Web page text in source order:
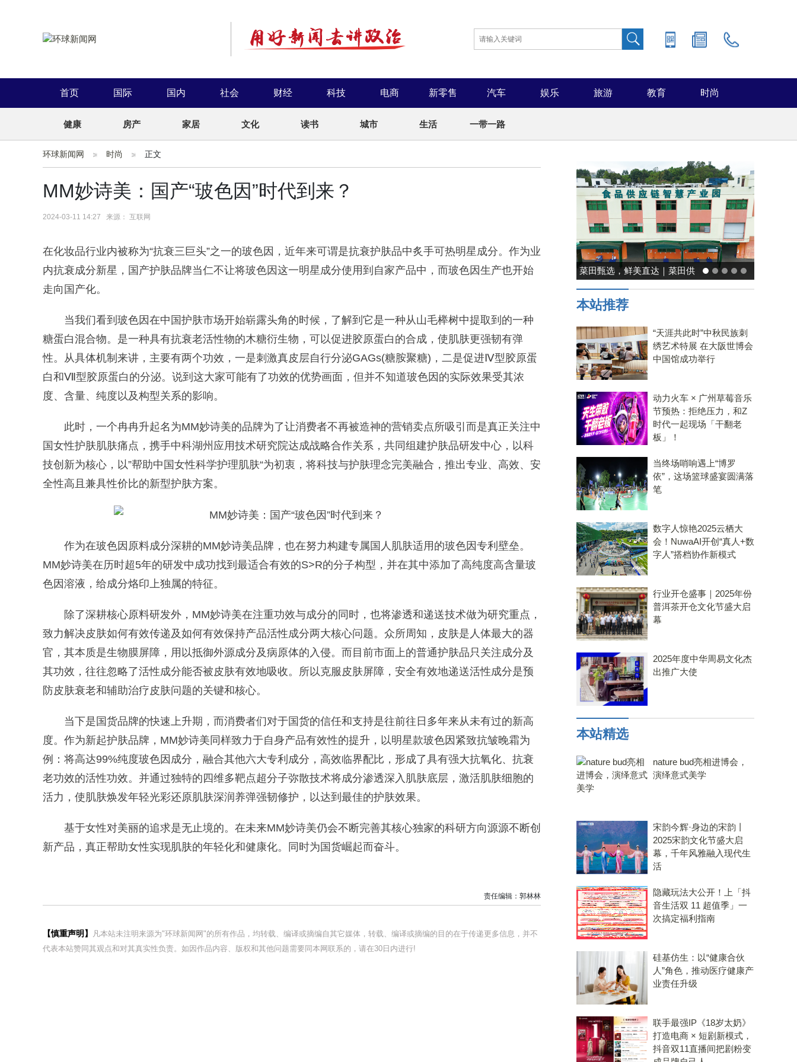
首页 国际 国内 社会 财经 科技 电商 新零售 汽车 娱乐 旅游 教育 时尚
健康 房产 家居 文化 读书 城市 生活 一带一路
环球新闻网 时尚 正文
MM妙诗美：国产“玻色因”时代到来？
2024-03-11 14:27 来源： 互联网
在化妆品行业内被称为“抗衰三巨头”之一的玻色因，近年来可谓是抗衰护肤品中炙手可热明星成分。作为业
内抗衰成分新星，国产护肤品牌当仁不让将玻色因这一明星成分使用到自家产品中，而玻色因生产也开始
走向国产化。
当我们看到玻色因在中国护肤市场开始崭露头角的时候，了解到它是一种从山毛榉树中提取到的一种
糖蛋白混合物。是一种具有抗衰老活性物的木糖衍生物，可以促进胶原蛋白的合成，使肌肤更强韧有弹
性。从具体机制来讲，主要有两个功效，一是刺激真皮层自行分泌GAGs(糖胺聚糖)，二是促进Ⅳ型胶原蛋
白和Ⅶ型胶原蛋白的分泌。说到这大家可能有了功效的优势画面，但并不知道玻色因的实际效果受其浓
度、含量、纯度以及构型关系的影响。
此时，一个冉冉升起名为MM妙诗美的品牌为了让消费者不再被造神的营销卖点所吸引而是真正关注中
国女性护肤肌肤痛点，携手中科湖州应用技术研究院达成战略合作关系，共同组建护肤品研发中心，以科
技创新为核心，以”帮助中国女性科学护理肌肤“为初衷，将科技与护肤理念完美融合，推出专业、高效、安
全性高且兼具性价比的新型护肤方案。
作为在玻色因原料成分深耕的MM妙诗美品牌，也在努力构建专属国人肌肤适用的玻色因专利壁垒。
MM妙诗美在历时超5年的研发中成功找到最适合有效的S>R的分子构型，并在其中添加了高纯度高含量玻
色因溶液，给成分烙印上独属的特征。
除了深耕核心原料研发外，MM妙诗美在注重功效与成分的同时，也将渗透和递送技术做为研究重点，
致力解决皮肤如何有效传递及如何有效保持产品活性成分两大核心问题。众所周知，皮肤是人体最大的器
官，其本质是生物膜屏障，用以抵御外源成分及病原体的入侵。而目前市面上的普通护肤品只关注成分及
其功效，往往忽略了活性成分能否被皮肤有效地吸收。所以克服皮肤屏障，安全有效地递送活性成分是预
防皮肤衰老和辅助治疗皮肤问题的关键和核心。
当下是国货品牌的快速上升期，而消费者们对于国货的信任和支持是往前往日多年来从未有过的新高
度。作为新起护肤品牌，MM妙诗美同样致力于自身产品有效性的提升，以明星款玻色因紧致抗皱晚霜为
例：将高达99%纯度玻色因成分，融合其他六大专利成分，高效临界配比，形成了具有强大抗氧化、抗衰
老功效的活性功效。并通过独特的四维多靶点超分子弥散技术将成分渗透深入肌肤底层，激活肌肤细胞的
活力，使肌肤焕发年轻光彩还原肌肤深润养弹强韧修护，以达到最佳的护肤效果。
基于女性对美丽的追求是无止境的。在未来MM妙诗美仍会不断完善其核心独家的科研方向源源不断创
新产品，真正帮助女性实现肌肤的年轻化和健康化。同时为国货崛起而奋斗。
责任编辑：郭林林
【慎重声明】
凡本站未注明来源为"环球新闻网"的所有作品，均转载、编译或摘编自其它媒体，转载、编译或摘编的目的在于传递更多信息，并不
代表本站赞同其观点和对其真实性负责。如因作品内容、版权和其他问题需要同本网联系的，请在30日内进行!
菜田甄选，鲜美直达｜菜田供
应链，重塑净菜新鲜标准
本站推荐
“天涯共此时”中秋民族刺
绣艺术特展 在大阪世博会
中国馆成功举行
动力火车 × 广州草莓音乐
节预热：拒绝压力，和Z
时代一起现场「干翻老
板」！
当终场哨响遇上“博罗
依”，这场篮球盛宴圆满落
笔
数字人惊艳2025云栖大
会！NuwaAI开创“真人+数
字人”搭档协作新模式
行业开仓盛事｜2025年份
普洱茶开仓文化节盛大启
幕
2025年度中华周易文化杰
出推广大使
本站精选
nature bud亮相进博会，
演绎意式美学
宋韵今辉·身边的宋韵丨
2025宋韵文化节盛大启
幕，千年风雅融入现代生
活
隐藏玩法大公开！上「抖
音生活双 11 超值季」一
次搞定福利指南
硅基仿生：以“健康合伙
人”角色，推动医疗健康产
业责任升级
联手最强IP《18岁太奶》
打造电商 × 短剧新模式，
抖音双11直播间把剧粉变